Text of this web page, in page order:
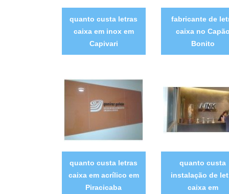
quanto custa letras
caixa em inox em
Capivari
fabricante de
caixa no
Bonito
quanto custa letras
caixa em acrílico em
Piracicaba
quanto custa
instalação de
caixa em